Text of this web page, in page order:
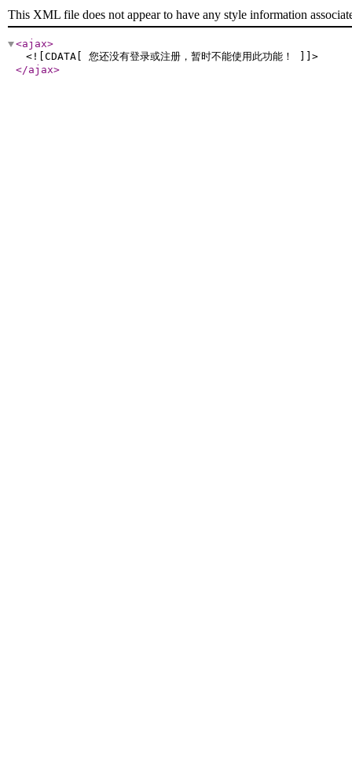
This XML file does not appear to have any style information
<ajax>
<![CDATA[ 您还没有登录或注册，暂时不能使用此功能！ ]]>
</ajax>